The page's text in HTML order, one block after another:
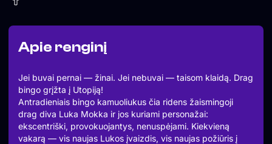
Apie renginį
Jei buvai pernai — žinai. Jei nebuvai — taisom klaidą. Drag
bingo grįžta į Utopiją!
Antradieniais bingo kamuoliukus čia ridens žaismingoji
drag diva Luka Mokka ir jos kuriami personažai:
ekscentriški, provokuojantys, nenuspėjami. Kiekvieną
vakarą — vis naujas Lukos įvaizdis, vis naujas požiūris į